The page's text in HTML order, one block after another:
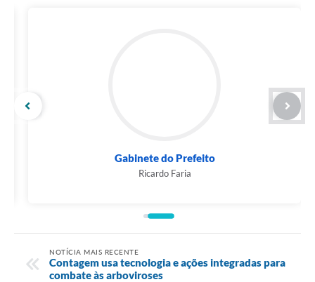
Gabinete do Prefeito
Ricardo Faria
NOTÍCIA MAIS RECENTE
Contagem usa tecnologia e ações integradas para
combate às arboviroses